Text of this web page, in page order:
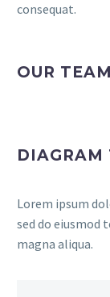
consequat.
OUR TEAM
DIAGRAM
Lorem ipsum
sed do eiusmod
magna aliqua.